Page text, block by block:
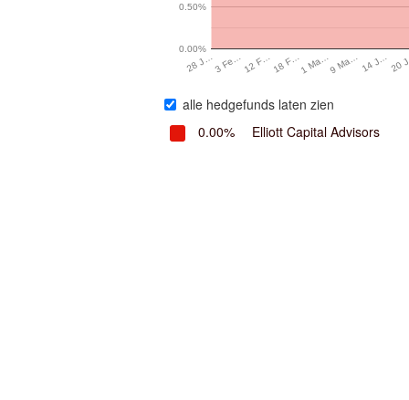
28 J…3 Fe…12 F…18 F…1 Ma…9 Ma… 14 J…20
0.00%
0.50%
alle hedgefunds laten zien
0.00%
Elliott Capital Advisors